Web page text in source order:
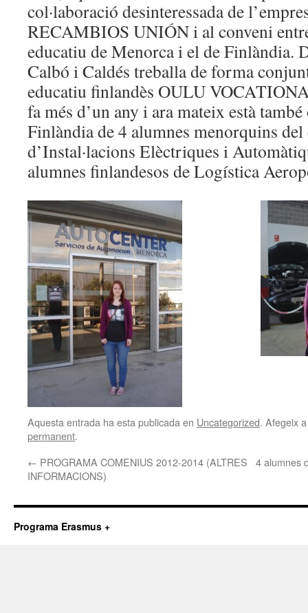
col·laboració desinteressada de
RECAMBIOS UNIÓN i al conveni
educatiu de Menorca i el de Finlàndia.
Calbó i Caldés treballa de forma
educatiu finlandès OULU
fa més d’un any i ara mateix està
Finlàndia de 4 alumnes menorquins
d’Instal·lacions Elèctriques i
alumnes finlandesos de Logística
Aquesta entrada ha esta publicada en Uncategorized. Afegeix
permanent.
← PROGRAMA COMENIUS 2012-2014 (ALTRES
INFORMACIONS)
4 alumnes
Programa Erasmus +